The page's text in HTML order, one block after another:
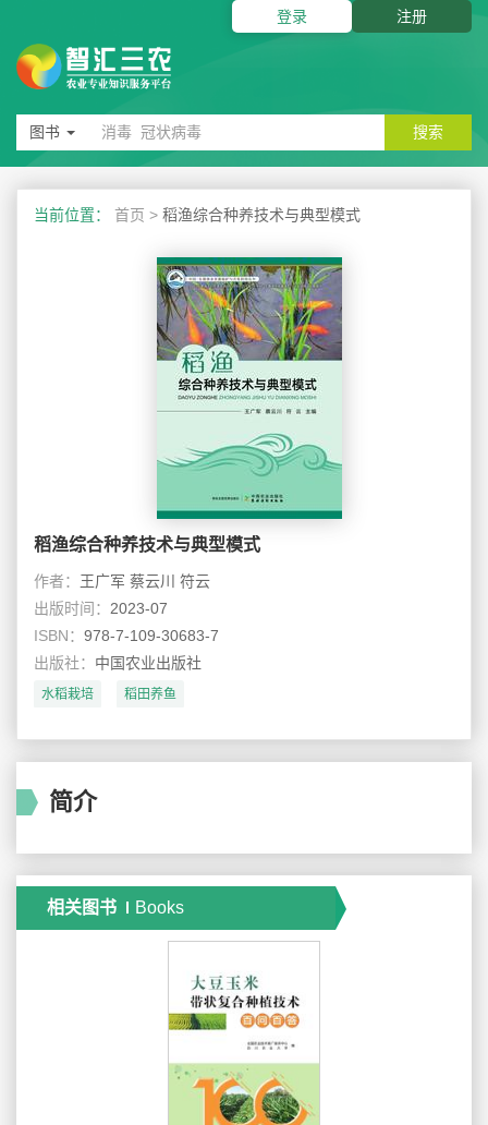
登录 注册
图书 搜索
当前位置： 首页 > 稻渔综合种养技术与典型模式
稻渔综合种养技术与典型模式
作者： 王广军 蔡云川 符云
出版时间： 2023-07
ISBN： 978-7-109-30683-7
出版社： 中国农业出版社
水稻栽培 稻田养鱼
简介
相关图书 Books